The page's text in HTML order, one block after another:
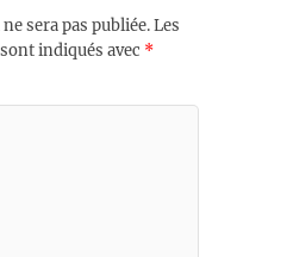
sera pas publiée.Les
indiqués avec *